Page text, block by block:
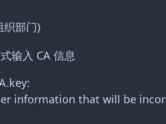
部门)
输入 CA 信息
information that will be